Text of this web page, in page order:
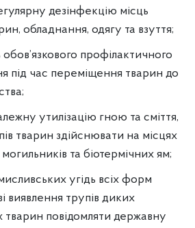
дезінфекцію місць
обладнання, одягу та взуття;
профілактичного
під час переміщення тварин до
утилізацію гною та сміття,
тварин здійснювати на місцях
та біотермічних ям;
угідь всіх форм
виявлення трупів диких
повідомляти державну